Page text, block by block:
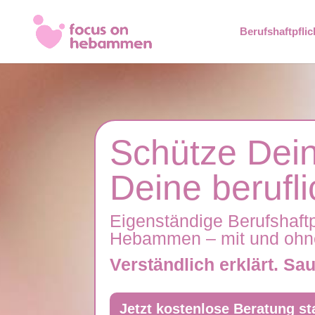
Schütze
Deine
Eigenständige
Hebammen – mit und
Verständlich erklärt.
Jetzt kostenlose Beratung